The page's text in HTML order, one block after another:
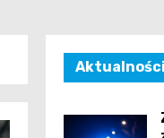
Aktualności